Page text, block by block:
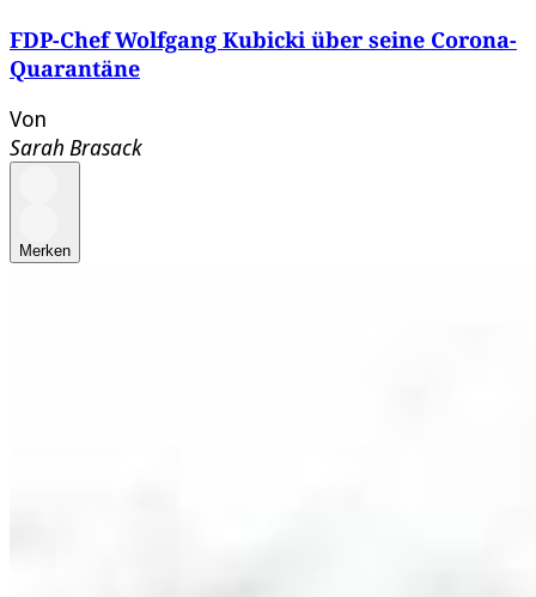
FDP-Chef Wolfgang Kubicki über seine Corona-
Quarantäne
Von
Sarah Brasack
Merken